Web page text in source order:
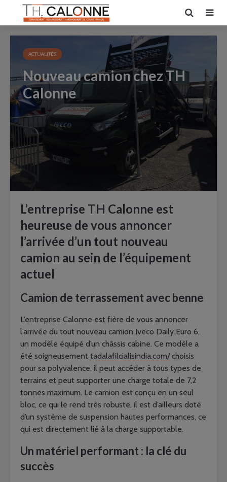
ACTUALITÉS
Nouveau camion chez TH
Calonne
L’entreprise TH Calonne est
heureuse de vous annoncer
l’arrivée d’un tout nouveau
camion au sein de l’équipement
actuel
Camion de terrassement avec benne
L’entreprise Calonne est fière de vous annoncer
l’arrivée du tout nouveau camion Iveco Daily Euro 6,
un modèle équipé d’un châssis cabine. Ce modèle a
été soigneusement tadalafilcialisindia.com/choisis
pour sa polyvalence, il peut accéder à tous types de
terrains et peut supporter une charge totale de 7,2
tonnes maximum. Le camion est conçu en un seul
bloc, ce qui le rend très robuste, il est d’ailleurs doté
d’un système de suspension hautes performances, ce
qui est directement lié à la charge supportable.
Un matériel performant : la clé du
succès